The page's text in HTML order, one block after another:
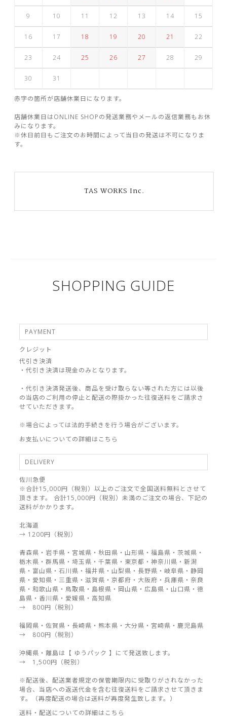
9 10 11 12 13 14 15
16 17 18 19 20 21 22
23 24 25 26 27 28 29
30 31
赤字の箇所が店舗休業日になります。
店舗休業日はONLINE SHOPの発送業務やメールの返信業務もお休
みになります。
※休日前日もご注文のお時間によって当日の発送は不可になりま
す。
TAS WORKS Inc.
SHOPPING GUIDE
PAYMENT
クレジット
代引き決済
・代引き決済は現金のみとなります。
・代引き決済発送後、商品を受け取らない等された方には以後
の当店のご利用の停止と配送の際掛かった往復送料をご請求さ
せていただきます。
※場合によっては法的手続きを行う場合がございます。
お支払いについての詳細はこちら
DELIVERY
佐川急便
※合計15,000円（税別）以上のご注文で全国送料無料とさせて
頂きます。 合計15,000円（税別）未満のご注文の場合、下記の
送料がかかります。
北海道
→ 1200円（税別）
青森県・岩手県・宮城県・秋田県・山形県・福島県・茨城県・
栃木県・群馬県・埼玉県・千葉県・東京都・神奈川県・新潟
県・富山県・石川県・福井県・山梨県・長野県・岐阜県・静岡
県・愛知県・三重県・滋賀県・京都府・大阪府・兵庫県・奈良
県・和歌山県・鳥取県・島根県・岡山県・広島県・山口県・徳
島県・香川県・愛媛県・高知県
→ 800円（税別）
福岡県・佐賀県・長崎県・熊本県・大分県・宮崎県・鹿児島県
→ 800円（税別）
沖縄県・離島は【 ゆうパック 】にて発送致します。
→ 1,500円（税別）
※配送後、配送業者規定の保管期限内に受取りがされなかった
場合、当店への返送代金を含む往復送料をご請求させて頂きま
す。（再度配送の場合は送料が再度発生致します。）
送料・配送についての詳細はこちら